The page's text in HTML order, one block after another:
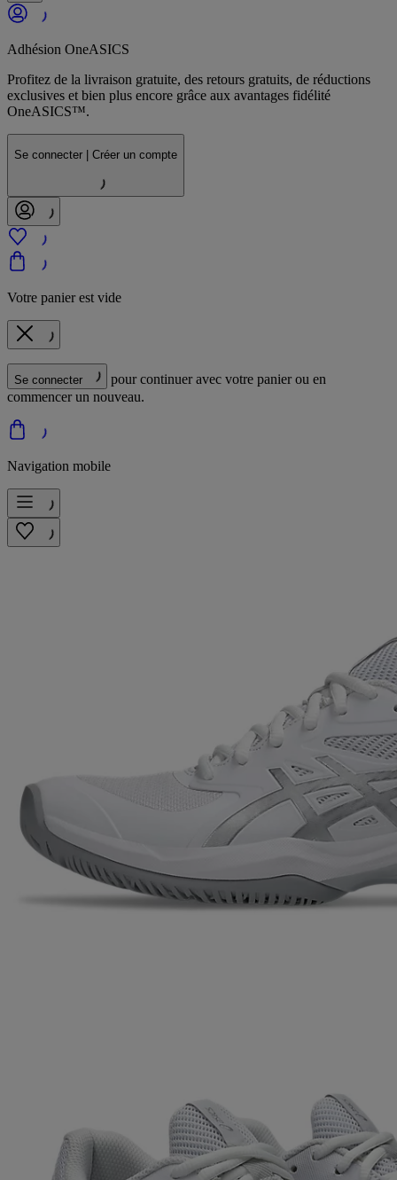
Adhésion OneASICS
Profitez de la livraison gratuite, des retours gratuits, de réductions
exclusives et bien plus encore grâce aux avantages fidélité
OneASICS™.
Se connecter | Créer un compte
Votre panier est vide
Se connecter
pour continuer avec votre panier ou en
commencer un nouveau.
Navigation mobile